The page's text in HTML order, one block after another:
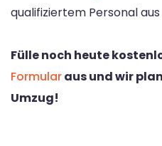
qualifiziertem Personal aus
Fülle noch heute
Formularaus und wir
Umzug!